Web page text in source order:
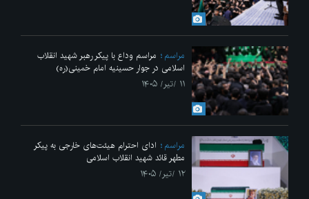
مراسم
مراسم وداع با پیکر رهبر شهید انقلاب
اسلامی در جوار حسینیه امام خمینی(ره)
۱۱ /تیر/ ۱۴۰۵
مراسم
ادای احترام هیئت‌های خارجی به پیکر
مطهر قائد شهید انقلاب اسلامی
۱۲ /تیر/ ۱۴۰۵